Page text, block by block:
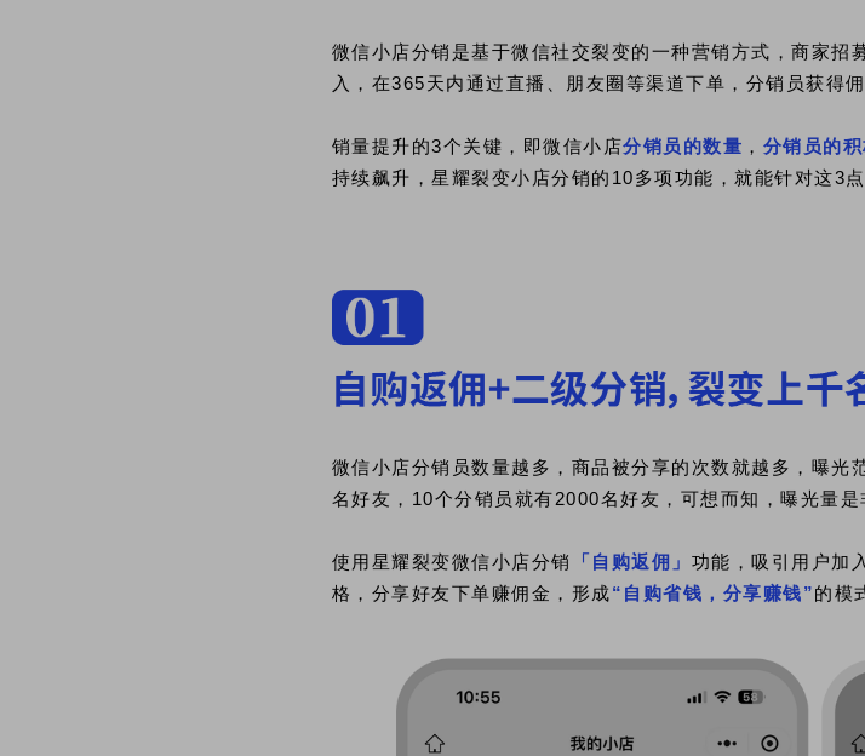
微信小店分销是基于微信社交裂变的一种营销方式，商家招
入，在365天内通过直播、朋友圈等渠道下单，分销员获得佣
销量提升的3个关键，即微信小店分销员的数量 ， 分销员的
持续飙升，星耀裂变小店分销的10多项功能，就能针对这3点
微信小店分销员数量越多，商品被分享的次数就越多，曝
名好友，10个分销员就有2000名好友，可想而知，曝光量
使用星耀裂变微信小店分销 「自购返佣」 功能，吸引用户加
格，分享好友下单赚佣金，形成“自购省钱，分享赚钱”的模